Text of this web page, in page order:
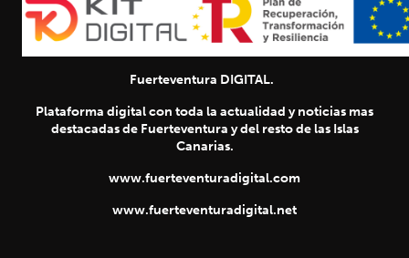
Fuerteventura DIGITAL.
Plataforma digital con toda la actualidad y noticias mas
destacadas de Fuerteventura y del resto de las Islas
Canarias.
www.fuerteventuradigital.com
www.fuerteventuradigital.net